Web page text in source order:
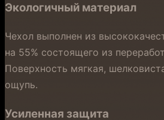
Экологичный материал
Чехол выполнен из
на 55% состоящего из
Поверхность мягкая,
ощупь.
Усиленная защита